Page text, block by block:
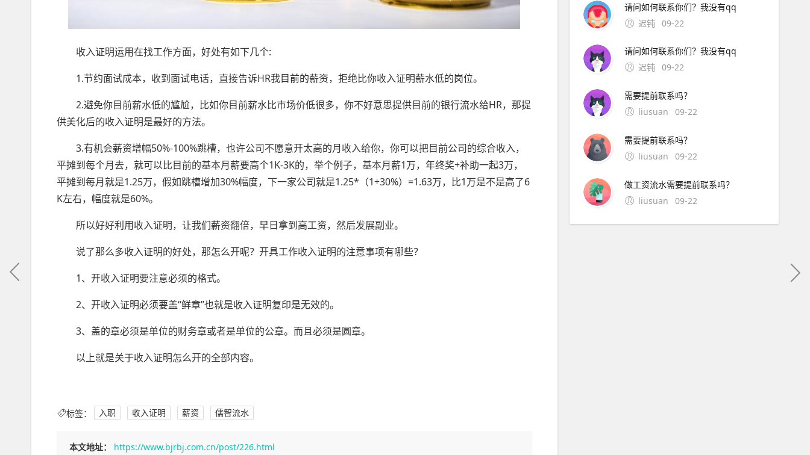
收入证明运用在找工作方面，好处有如下几个:
1.节约面试成本，收到面试电话，直接告诉HR我目前的薪资，拒绝比你收入证明薪水低的岗位。
2.避免你目前薪水低的尴尬，比如你目前薪水比市场价低很多，你不好意思提供目前的银行流水给HR，那提
供美化后的收入证明是最好的方法。
3.有机会薪资增幅50%-100%跳槽，也许公司不愿意开太高的月收入给你，你可以把目前公司的综合收入，
平摊到每个月去，就可以比目前的基本月薪要高个1K-3K的，举个例子，基本月薪1万，年终奖+补助一起3万，
平摊到每月就是1.25万，假如跳槽增加30%幅度，下一家公司就是1.25*（1+30%）=1.63万，比1万是不是高了6
K左右，幅度就是60%。
所以好好利用收入证明，让我们薪资翻倍，早日拿到高工资，然后发展副业。
说了那么多收入证明的好处，那怎么开呢？开具工作收入证明的注意事项有哪些？
1、开收入证明要注意必须的格式。
2、开收入证明必须要盖“鲜章”也就是收入证明复印是无效的。
3、盖的章必须是单位的财务章或者是单位的公章。而且必须是圆章。
以上就是关于收入证明怎么开的全部内容。
标签： 入职 收入证明 薪资 儒智流水
本文地址：
https://www.bjrbj.com.cn/post/226.html
请问如何联系你们？我没有qq
迟钝 09-22
请问如何联系你们？我没有qq
迟钝 09-22
需要提前联系吗？
liusuan
09-22
需要提前联系吗？
liusuan
09-22
做工资流水需要提前联系吗？
liusuan
09-22